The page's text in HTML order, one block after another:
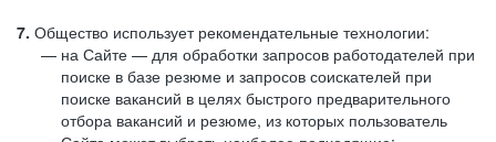
7. Общество использует рекомендательные технологии:
на Сайте — для обработки запросов работодателей при
поиске в базе резюме и запросов соискателей при
поиске вакансий в целях быстрого предварительного
отбора вакансий и резюме, из которых пользователь